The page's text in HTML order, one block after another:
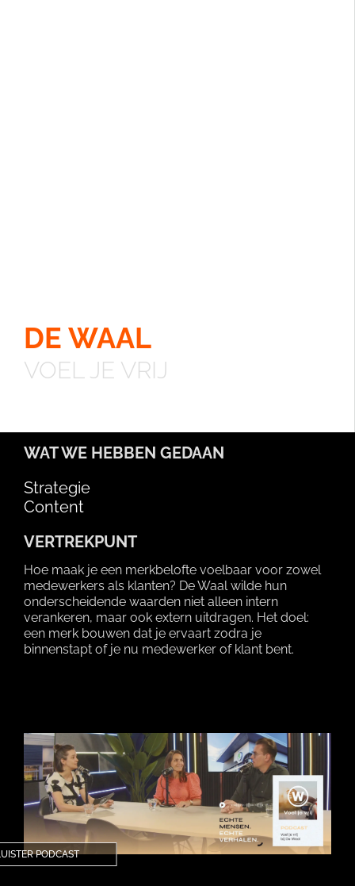
DE WAAL
VOEL JE VRIJ
WAT WE HEBBEN GEDAAN
Strategie
Content
VERTREKPUNT
Hoe maak je een merkbelofte voelbaar voor zowel
medewerkers als klanten? De Waal wilde hun
onderscheidende waarden niet alleen intern
verankeren, maar ook extern uitdragen. Het doel:
een merk bouwen dat je ervaart zodra je
binnenstapt of je nu medewerker of klant bent.
PODCAST